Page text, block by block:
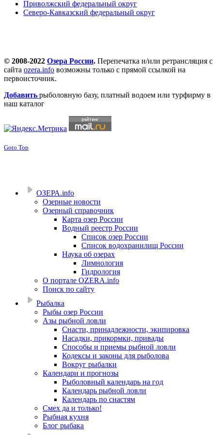
Приволжский федеральный округ
Северо-Кавказский федеральный округ
© 2008-2022 Озера России. Перепечатка и/или ретрансляция с
сайта ozera.info возможны только с прямой ссылкой на
первоисточник.
Добавить рыболовную базу, платный водоем или турфирму в
наш каталог
Goto Top
ОЗЕРА.info
Озерные новости
Озерный справочник
Карта озер России
Водный реестр России
Список озер России
Список водохранилищ России
Наука об озерах
Лимнология
Гидрология
О портале OZERA.info
Поиск по сайту
Рыбалка
Рыбы озер России
Азы рыбной ловли
Снасти, принадлежности, экипировка
Насадки, прикормки, привады
Способы и приемы рыбной ловли
Кодексы и законы для рыболова
Вокруг рыбалки
Календари и прогнозы
Рыболовный календарь на год
Календарь рыбной ловли
Календарь по снастям
Смех да и только!
Рыбная кухня
Блог рыбака